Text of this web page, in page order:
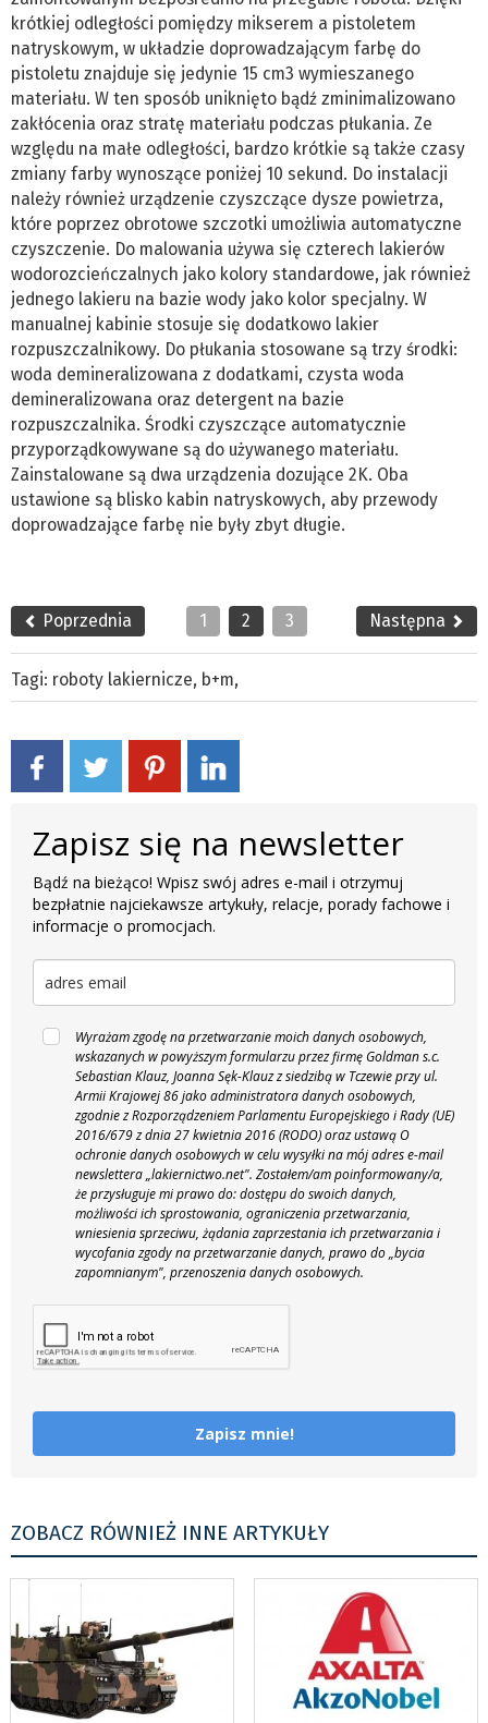
krótkiej odległości pomiędzy mikserem a pistoletem
natryskowym, w układzie doprowadzającym farbę do
pistoletu znajduje się jedynie 15 cm3 wymieszanego
materiału. W ten sposób uniknięto bądź zminimalizowano
zakłócenia oraz stratę materiału podczas płukania. Ze
względu na małe odległości, bardzo krótkie są także czasy
zmiany farby wynoszące poniżej 10 sekund. Do instalacji
należy również urządzenie czyszczące dysze powietrza,
które poprzez obrotowe szczotki umożliwia automatyczne
czyszczenie. Do malowania używa się czterech lakierów
wodorozcieńczalnych jako kolory standardowe, jak również
jednego lakieru na bazie wody jako kolor specjalny. W
manualnej kabinie stosuje się dodatkowo lakier
rozpuszczalnikowy. Do płukania stosowane są trzy środki:
woda demineralizowana z dodatkami, czysta woda
demineralizowana oraz detergent na bazie
rozpuszczalnika. Środki czyszczące automatycznie
przyporządkowywane są do używanego materiału.
Zainstalowane są dwa urządzenia dozujące 2K. Oba
ustawione są blisko kabin natryskowych, aby przewody
doprowadzające farbę nie były zbyt długie.
Poprzednia 1 2 3 Następna
Tagi: roboty lakiernicze, b+m,
Zapisz się na newsletter
Bądź na bieżąco! Wpisz swój adres e-mail i otrzymuj
bezpłatnie najciekawsze artykuły, relacje, porady fachowe i
informacje o promocjach.
Wyrażam zgodę na przetwarzanie moich danych osobowych,
wskazanych w powyższym formularzu przez firmę Goldman s.c.
Sebastian Klauz, Joanna Sęk-Klauz z siedzibą w Tczewie przy ul.
Armii Krajowej 86 jako administratora danych osobowych,
zgodnie z Rozporządzeniem Parlamentu Europejskiego i Rady (UE)
2016/679 z dnia 27 kwietnia 2016 (RODO) oraz ustawą O
ochronie danych osobowych w celu wysyłki na mój adres e-mail
newslettera „lakiernictwo.net". Zostałem/am poinformowany/a,
że przysługuje mi prawo do: dostępu do swoich danych,
możliwości ich sprostowania, ograniczenia przetwarzania,
wniesienia sprzeciwu, żądania zaprzestania ich przetwarzania i
wycofania zgody na przetwarzanie danych, prawo do „bycia
zapomnianym", przenoszenia danych osobowych.
Zapisz mnie!
ZOBACZ RÓWNIEŻ INNE ARTYKUŁY